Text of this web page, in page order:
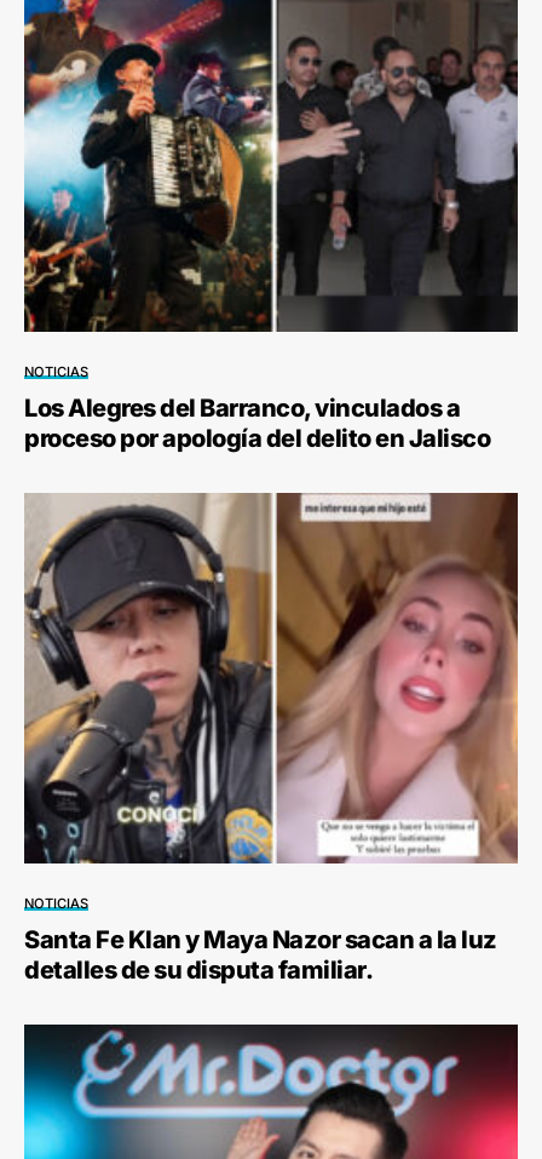
NOTICIAS
Los Alegres del Barranco, vinculados a
proceso por apología del delito en Jalisco
NOTICIAS
Santa Fe Klan y Maya Nazor sacan a la luz
detalles de su disputa familiar.